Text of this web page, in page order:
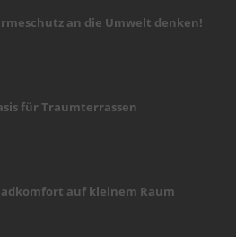
an die Umwelt denken!
für Traumterrassen
auf kleinem Raum